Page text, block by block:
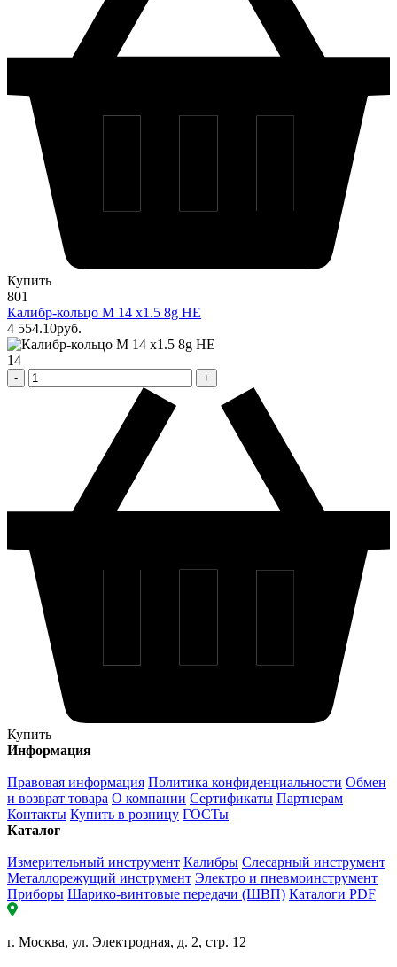
Купить
801
Калибр-кольцо М 14 х1.5 8g НЕ
4 554.10pуб.
14
Купить
Информация
Правовая информация Политика конфиденциальности Обмен
и возврат товара О компании Сертификаты Партнерам
Контакты Купить в розницу ГОСТы
Каталог
Измерительный инструмент Калибры Слесарный инструмент
Металлорежущий инструмент Электро и пневмоинструмент
Приборы Шарико-винтовые передачи (ШВП) Каталоги PDF
г. Москва, ул. Электродная, д. 2, стр. 12